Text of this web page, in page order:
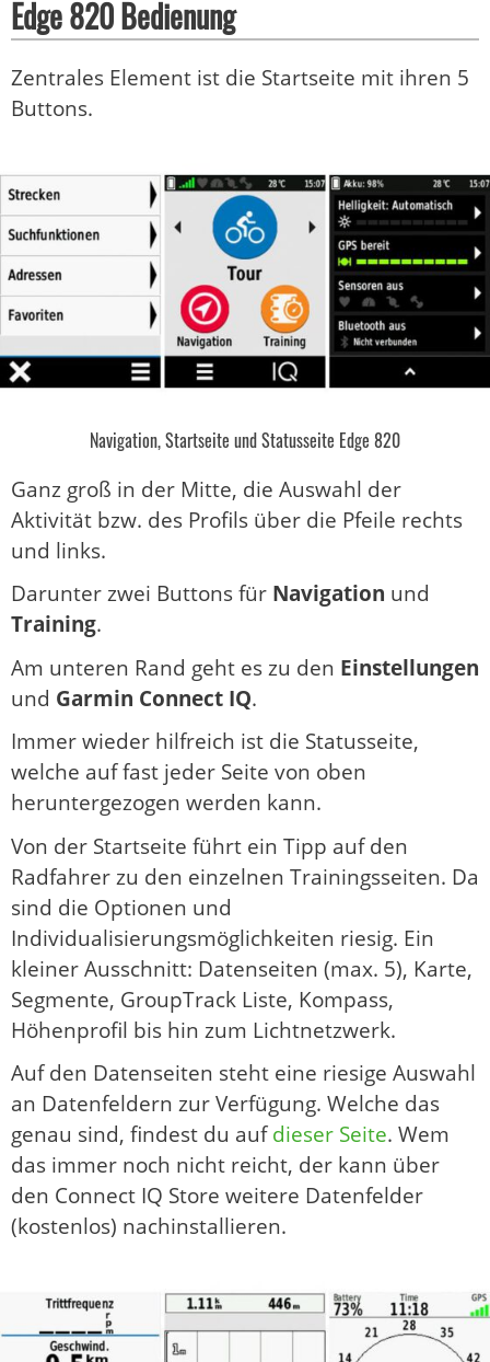
Edge 820 Bedienung
Zentrales Element ist die Startseite mit ihren 5
Buttons.
Navigation, Startseite und Statusseite Edge 820
Ganz groß in der Mitte, die Auswahl der
Aktivität bzw. des Profils über die Pfeile rechts
und links.
Darunter zwei Buttons für Navigation und
Training.
Am unteren Rand geht es zu den Einstellungen
und Garmin Connect IQ.
Immer wieder hilfreich ist die Statusseite,
welche auf fast jeder Seite von oben
heruntergezogen werden kann.
Von der Startseite führt ein Tipp auf den
Radfahrer zu den einzelnen Trainingsseiten. Da
sind die Optionen und
Individualisierungsmöglichkeiten riesig. Ein
kleiner Ausschnitt: Datenseiten (max. 5), Karte,
Segmente, GroupTrack Liste, Kompass,
Höhenprofil bis hin zum Lichtnetzwerk.
Auf den Datenseiten steht eine riesige Auswahl
an Datenfeldern zur Verfügung. Welche das
genau sind, findest du aufdieser Seite. Wem
das immer noch nicht reicht, der kann über
den Connect IQ Store weitere Datenfelder
(kostenlos) nachinstallieren.